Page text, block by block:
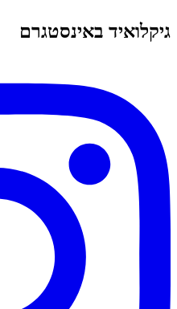
גיקלואיד באינסטגרם